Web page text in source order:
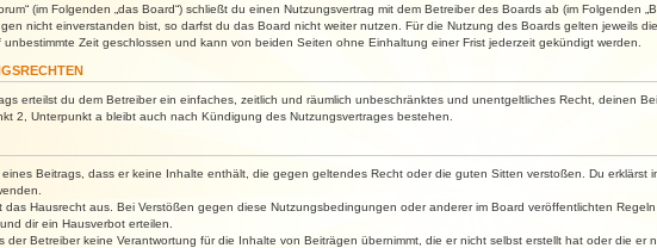
(im Folgenden „das Board“) schließt du einen Nutzungsvertrag mit dem Betreiber des Boards ab (im Folgenden
nicht einverstanden bist, so darfst du das Board nicht weiter nutzen. Für die Nutzung des Boards gelten jeweils
unbestimmte Zeit geschlossen und kann von beiden Seiten ohne Einhaltung einer Frist jederzeit gekündigt werden.
erteilst du dem Betreiber ein einfaches, zeitlich und räumlich unbeschränktes und unentgeltliches Recht, deinen
2, Unterpunkt a bleibt auch nach Kündigung des Nutzungsvertrages bestehen.
eines Beitrags, dass er keine Inhalte enthält, die gegen geltendes Recht oder die guten Sitten verstoßen. Du
das Hausrecht aus. Bei Verstößen gegen diese Nutzungsbedingungen oder anderer im Board veröffentlichten
dir ein Hausverbot erteilen.
der Betreiber keine Verantwortung für die Inhalte von Beiträgen übernimmt, die er nicht selbst erstellt hat oder die